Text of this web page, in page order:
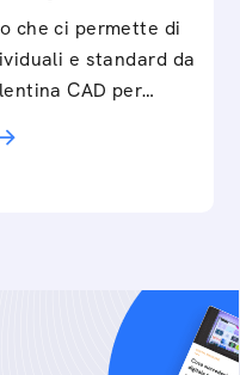
che ci permette di
e standard da
CAD per…